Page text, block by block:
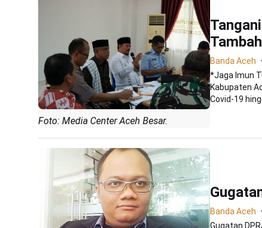
Foto: Media Center Aceh Besar.
Banda Aceh
*Jaga Imun
Kabupaten
Covid-19
Banda Aceh
Gugatan